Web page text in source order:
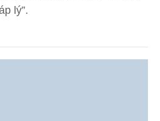
lý”.